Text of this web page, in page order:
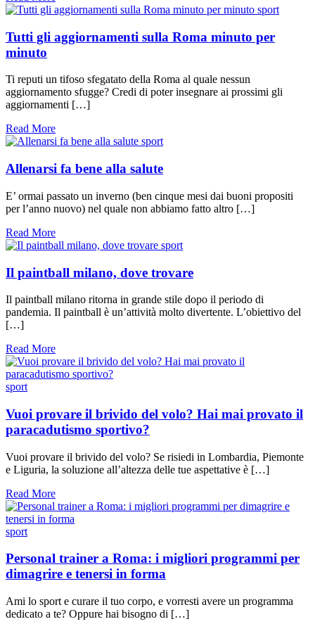
sport
Tutti gli aggiornamenti sulla Roma minuto per
minuto
Ti reputi un tifoso sfegatato della Roma al quale nessun
aggiornamento sfugge? Credi di poter insegnare ai prossimi gli
aggiornamenti […]
Read More
sport
Allenarsi fa bene alla salute
E’ ormai passato un inverno (ben cinque mesi dai buoni propositi
per l’anno nuovo) nel quale non abbiamo fatto altro […]
Read More
sport
Il paintball milano, dove trovare
Il paintball milano ritorna in grande stile dopo il periodo di
pandemia. Il paintball è un’attività molto divertente. L’obiettivo del
[…]
Read More
sport
Vuoi provare il brivido del volo? Hai mai provato il
paracadutismo sportivo?
Vuoi provare il brivido del volo? Se risiedi in Lombardia, Piemonte
e Liguria, la soluzione all’altezza delle tue aspettative è […]
Read More
sport
Personal trainer a Roma: i migliori programmi per
dimagrire e tenersi in forma
Ami lo sport e curare il tuo corpo, e vorresti avere un programma
dedicato a te? Oppure hai bisogno di […]